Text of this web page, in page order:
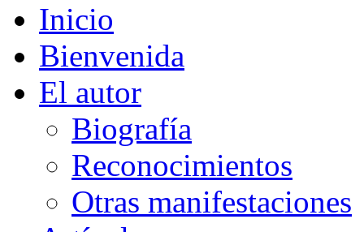
Inicio
Bienvenida
El autor
Biografía
Reconocimientos
Otras manifestaciones